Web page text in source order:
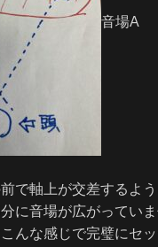
音場A
で軸上が交差するよ
に音場が広がってい
んな感じで完璧にセ